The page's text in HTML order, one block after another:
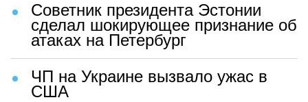
Советник президента Эстонии
сделал шокирующее признание об
атаках на Петербург
ЧП на Украине вызвало ужас в
США